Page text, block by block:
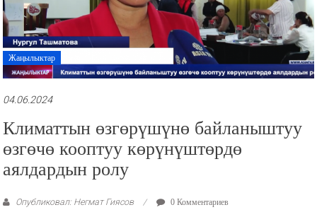
Жаңылыктар
04.06.2024
Климаттын өзгөрүшүнө байланыштуу
өзгөчө кооптуу көрүнүштөрдө
аялдардын ролу
Опубликовал: Негмат Гиясов 0 Комментариев